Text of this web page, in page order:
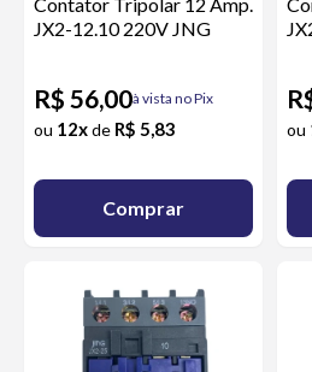
JX2-12.10 220V JNG
R$ 56,00à vista no Pix
ou 12xde R$ 5,83
Comprar
ou